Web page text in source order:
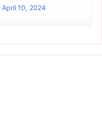
April 10, 2024